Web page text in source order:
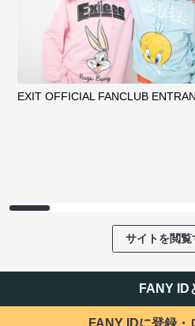
ファンコミュニティ